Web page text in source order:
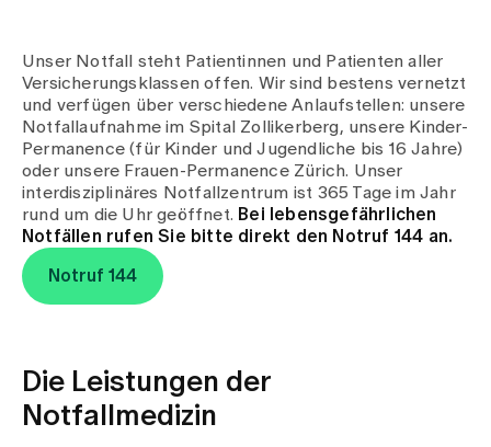
Unser Notfall steht Patientinnen und Patienten aller
Versicherungsklassen offen. Wir sind bestens vernetzt
und verfügen über verschiedene Anlaufstellen: unsere
Notfallaufnahme im Spital Zollikerberg, unsere Kinder-
Permanence (für Kinder und Jugendliche bis 16 Jahre)
oder unsere Frauen-Permanence Zürich. Unser
interdisziplinäres Notfallzentrum ist 365 Tage im Jahr
rund um die Uhr geöffnet. Bei lebensgefährlichen
Notfällen rufen Sie bitte direkt den Notruf 144 an.
Notruf 144
Die Leistungen der
Notfallmedizin